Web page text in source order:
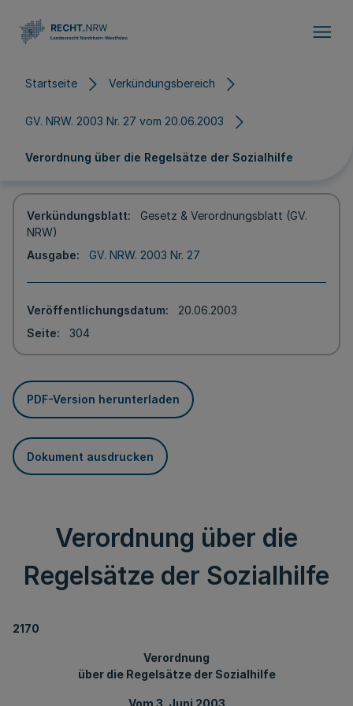
Startseite Verkündungsbereich
GV. NRW. 2003 Nr. 27 vom 20.06.2003
Verordnung über die Regelsätze der Sozialhilfe
Verkündungsblatt
Gesetz & Verordnungsblatt (GV.
NRW)
Ausgabe
GV. NRW. 2003 Nr. 27
Veröffentlichungsdatum
20.06.2003
Seite
304
PDF-Version herunterladen
Dokument ausdrucken
Verordnung über die
Regelsätze der Sozialhilfe
2170
Verordnung
über die Regelsätze der Sozialhilfe
Vom 3. Juni 2003